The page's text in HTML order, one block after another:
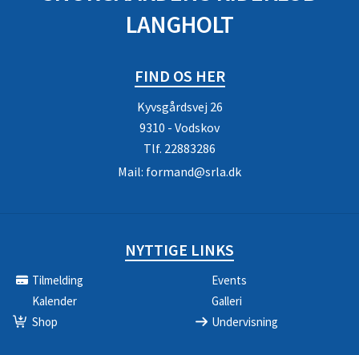
LANGHOLT
FIND OS HER
Kyvsgårdsvej 26
9310 - Vodskov
Tlf. 22883286
Mail: formand@srla.dk
NYTTIGE LINKS
Tilmelding
Events
Kalender
Galleri
Shop
Undervisning